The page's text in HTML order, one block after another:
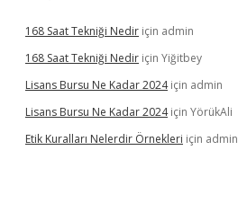
168 Saat Tekniği Nedir için admin
168 Saat Tekniği Nedir için Yiğitbey
Lisans Bursu Ne Kadar 2024için admin
Lisans Bursu Ne Kadar 2024için YörükAli
Etik Kuralları Nelerdir Örnekleri için admin